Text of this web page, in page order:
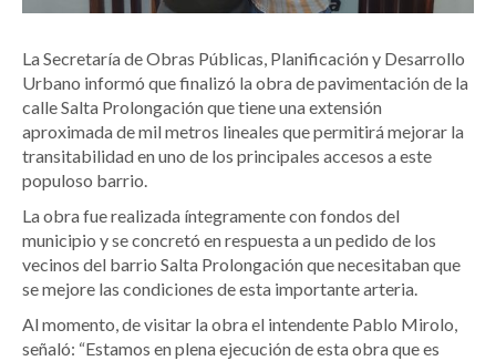
La Secretaría de Obras Públicas, Planificación y Desarrollo
Urbano informó que finalizó la obra de pavimentación de la
calle Salta Prolongación que tiene una extensión
aproximada de mil metros lineales que permitirá mejorar la
transitabilidad en uno de los principales accesos a este
populoso barrio.
La obra fue realizada íntegramente con fondos del
municipio y se concretó en respuesta a un pedido de los
vecinos del barrio Salta Prolongación que necesitaban que
se mejore las condiciones de esta importante arteria.
Al momento, de visitar la obra el intendente Pablo Mirolo,
señaló: “Estamos en plena ejecución de esta obra que es